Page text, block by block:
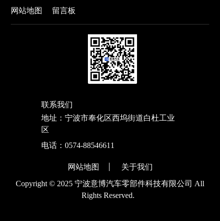
网站地图 留言板
联系我们
地址：宁波市奉化区西坞街道白杜工业
区
电话： 0574-88546611
网站地图
关于我们
Copyright © 2025 宁波意博汽车零部件科技有限公司 All
Rights Reserved.